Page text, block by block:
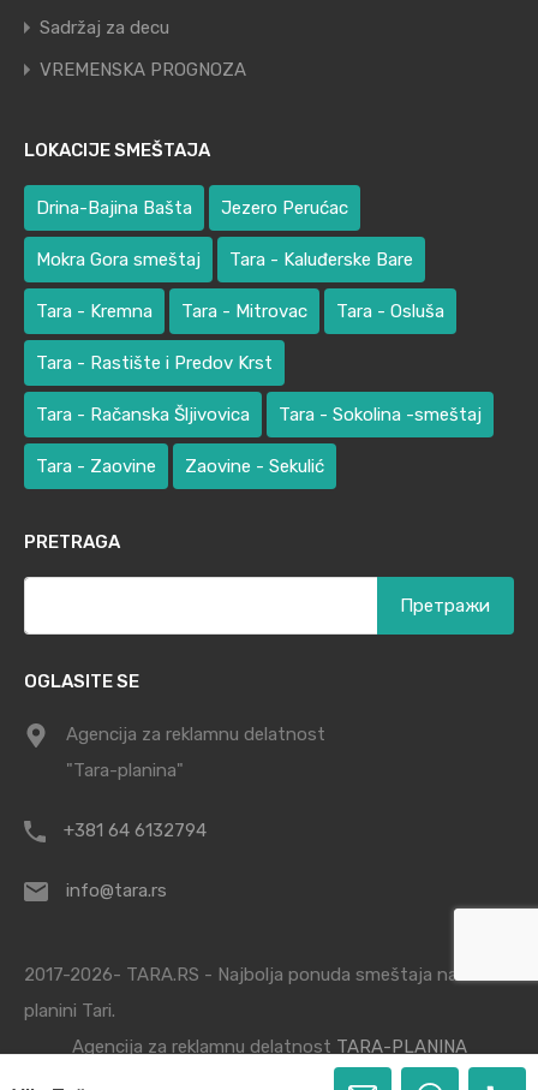
Sadržaj za decu
VREMENSKA PROGNOZA
LOKACIJE SMEŠTAJA
Drina-Bajina Bašta Jezero Perućac
Mokra Gora smeštaj Tara - Kaluđerske Bare
Tara - Kremna Tara - Mitrovac Tara - Osluša
Tara - Rastište i Predov Krst
Tara - Račanska Šljivovica Tara - Sokolina -smeštaj
Tara - Zaovine Zaovine - Sekulić
PRETRAGA
OGLASITE SE
Agencija za reklamnu delatnost
"Tara-planina"
+381 64 6132794
info@tara.rs
2017-2026- TARA.RS - Najbolja ponuda smeštaja na
planini Tari.
Agencija za reklamnu delatnost TARA-PLANINA